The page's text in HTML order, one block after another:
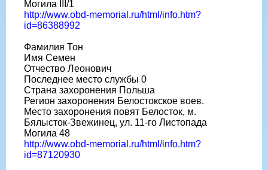
Могила III/1
http://www.obd-memorial.ru/html/info.htm?
id=86388992
Фамилия Тон
Имя Семен
Отчество Леонович
Последнее место службы 0
Страна захоронения Польша
Регион захоронения Белостокское воев.
Место захоронения повят Белосток, м.
Бялысток-Звежинец, ул. 11-го Листопада
Могила 48
http://www.obd-memorial.ru/html/info.htm?
id=87120930